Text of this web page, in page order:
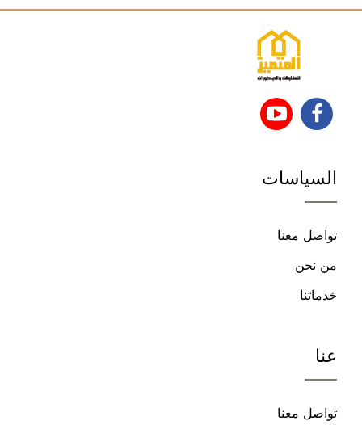
تابعنا
فيسبوك
تابعنا
السياسات
تواصل معنا
من نحن
خدماتنا
عنا
تواصل معنا